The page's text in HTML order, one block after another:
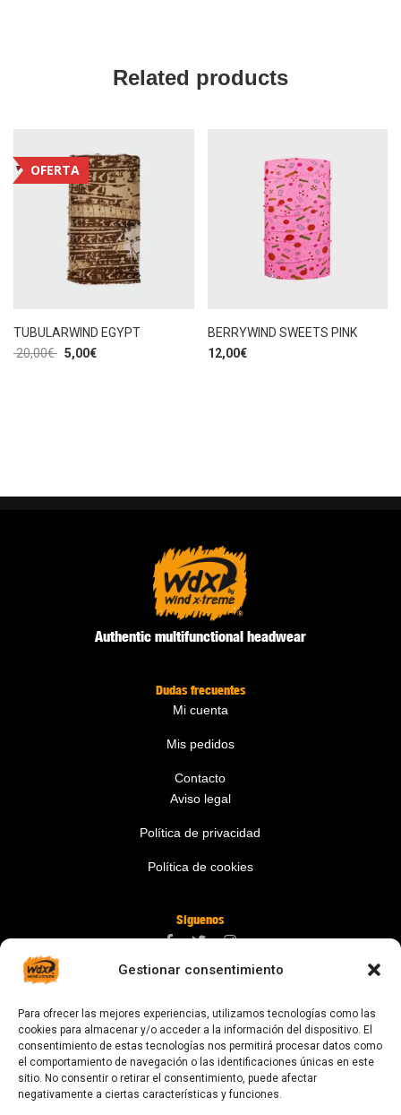
Gestionar consentimiento
Para ofrecer las mejores experiencias, utilizamos tecnologías como las
cookies para almacenar y/o acceder a la información del dispositivo. El
consentimiento de estas tecnologías nos permitirá procesar datos como
el comportamiento de navegación o las identificaciones únicas en este
sitio. No consentir o retirar el consentimiento, puede afectar
negativamente a ciertas características y funciones.
Related products
OFERTA
TUBULARWIND EGYPT
20,00€ 5,00€
BERRYWIND SWEETS PINK
12,00€
Authentic multifunctional headwear
Dudas frecuentes
Mi cuenta
Mis pedidos
Contacto
Aviso legal
Política de privacidad
Política de cookies
Síguenos
digital@zonawind.com
Av. de la Mare de Déu de Montserrat, 115
08024 Barcelona